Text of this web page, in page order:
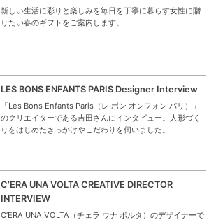
新しい生活に彩りと楽しみを毎日を丁寧に暮らす女性に贈
りたい春のギフトをご案内します。
LES BONS ENFANTS PARIS Designer Interview
「Les Bons Enfants Paris（レ ボン オンフォン パリ）」
のクリエイターである吉田さんにインタビュー。人形づく
りをはじめたきっかけやこだわりを伺いました。
C’ERA UNA VOLTA CREATIVE DIRECTOR
INTERVIEW
C’ERA UNA VOLTA（チェラ ウナ ボルタ）のデザイナーで